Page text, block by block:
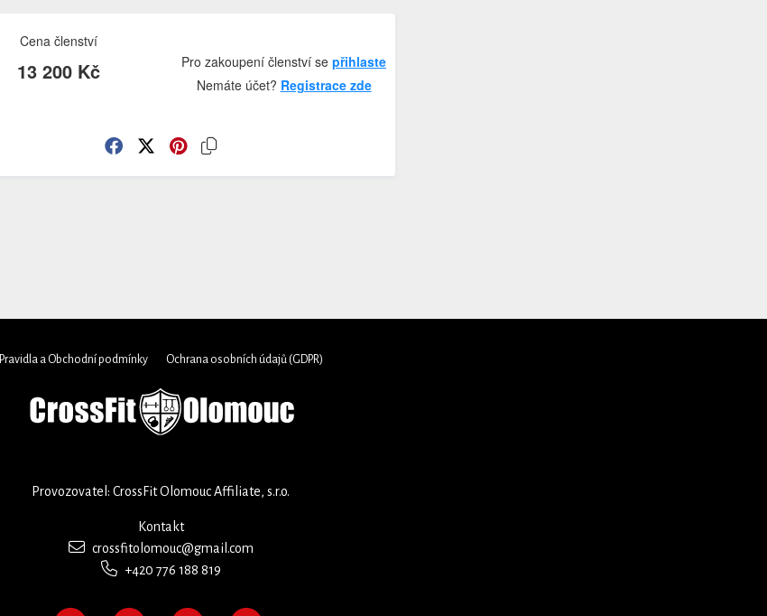
Cena členství
13 200 Kč Pro zakoupení členství se přihlaste
Nemáte účet? Registrace zde
Pravidla a Obchodní podmínky Ochrana osobních údajů (GDPR)
Provozovatel: CrossFit Olomouc Affiliate, s.r.o.
Kontakt
crossfitolomouc@gmail.com
+420 776 188 819